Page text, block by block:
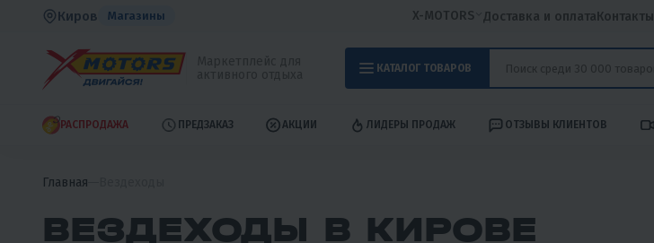
Киров Магазины X-MOTORS Доставка и оплатаКонтакты
КАТАЛОГ ТОВАРОВ
РАСПРОДАЖА ПРЕДЗАКАЗ АКЦИИ ЛИДЕРЫ ПРОДАЖ ОТЗЫВЫ КЛИЕНТОВ
Главная
ВЕЗДЕХОДЫ В КИРОВЕ